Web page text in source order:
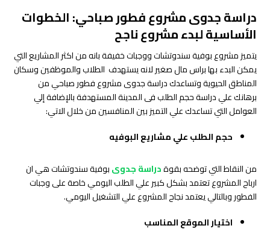
دراسة جدوى مشروع فطور صباحي: الخطوات
الأساسية لبدء مشروع ناجح
يتميز مشروع بوفية سندوتشات ووجبات خفيفة بانه من اكثر المشاريع التي
يمكن البدء بها براس مال صغير لانه يستهدف الطلاب والموظفين وسكان
المناطق الحيوية وتساعدك دراسة جدوى مشروع فطور صباحي من
برهانك علي دراسة حجم الطلب فى المدينة المستهدفة بالإضافة إلي
العوامل التي تساعدك علي التميز بين المنافسين من خلال الاتي:
حجم الطلب علي مشاريع البوفيه
من النقاط التي توضحه بقوةدراسة جدوىبوفية سندوتشات هي ان
ارباح المشروع تعتمد بشكل كبير علي الطلب اليومي خاصة على وجبات
الفطور وبالتالي يعتمد نجاح المشروع علي التشغيل اليومي.
اختيار الموقع المناسب